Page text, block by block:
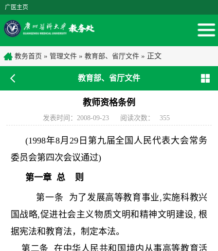
广医主页
教务首页 » 管理文件 » 教育部、省厅文件 » 正文
教育部、省厅文件
教师资格条例
发表时间：2008-09-23 阅读次数： 355
(1998年8月29日第九届全国人民代表大会常务
委员会第四次会议通过)
第一章 总 则
第一条 为了发展高等教育事业,实施科教兴
国战略,促进社会主义物质文明和精神文明建设, 根
据宪法和教育法，制定本法。
第二条 在中华人民共和国境内从事高等教育活